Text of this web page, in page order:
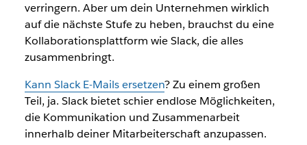
verringern. Aber um dein Unternehmen wirklich
auf die nächste Stufe zu heben, brauchst du eine
Kollaborationsplattform wie Slack, die alles
zusammenbringt.
Kann Slack E-Mails ersetzen? Zu einem großen
Teil, ja. Slack bietet schier endlose Möglichkeiten,
die Kommunikation und Zusammenarbeit
innerhalb deiner Mitarbeiterschaft anzupassen.